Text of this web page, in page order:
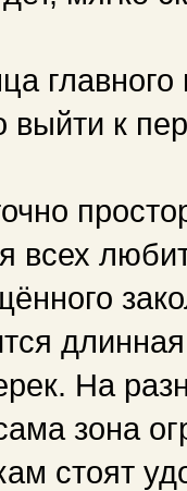
к
всех
На
зона
стоят